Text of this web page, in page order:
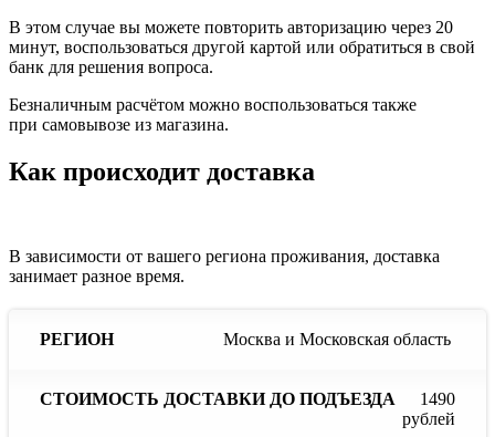
В этом случае вы можете повторить авторизацию через 20
минут, воспользоваться другой картой или обратиться в свой
банк для решения вопроса.
Безналичным расчётом можно воспользоваться также
при самовывозе из магазина.
Как происходит доставка
В зависимости от вашего региона проживания, доставка
занимает разное время.
Стоимость
подъезда
Сроки
наличии
продукции
Москва и Московская область
1490
рублей